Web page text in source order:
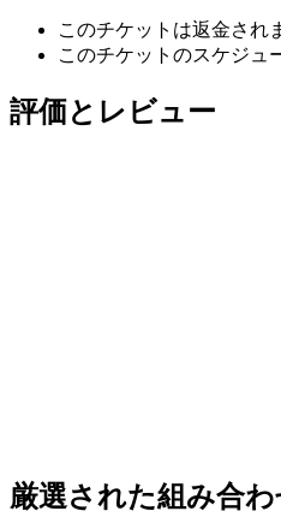
このチケットは返金され
このチケットのスケジュ
評価とレビュー
厳選された組み合わ